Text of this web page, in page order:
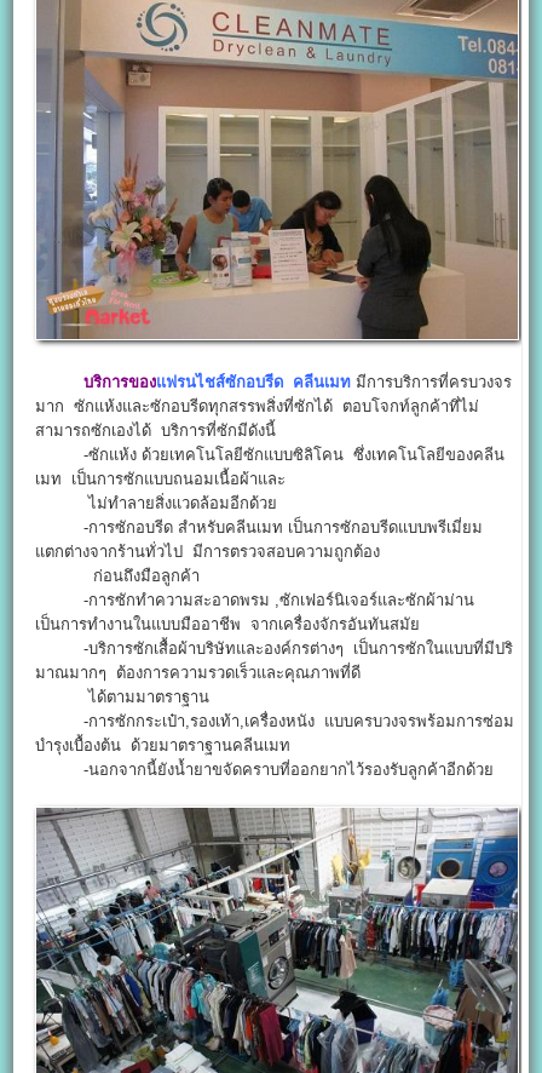
บริการของแฟรนไชส์ซักอบรีด คลีนเมท มีการบริการที่ครบวงจร
มาก ซักแห้งและซักอบรีดทุกสรรพสิ่งที่ซักได้ ตอบโจกท์ลูกค้าทึ่ไม่
สามารถซักเองได้ บริการที่ซักมีดังนี้
-ซักแห้ง ด้วยเทคโนโลยีซักแบบซิลิโคน ซึ่งเทคโนโลยีของคลีน
เมท เป็นการซักแบบถนอมเนื้อผ้าและ
ไม่ทำลายสิ่งแวดล้อมอีกด้วย
-การซักอบรีด สำหรับคลีนเมท เป็นการซักอบรีดแบบพรีเมี่ยม
แตกต่างจากร้านทั่วไป มีการตรวจสอบความถูกต้อง
ก่อนถึงมือลูกค้า
-การซักทำความสะอาดพรม ,ซักเฟอร์นิเจอร์และซักผ้าม่าน
เป็นการทำงานในแบบมืออาชีพ จากเครื่องจักรอันทันสมัย
-บริการซักเสื้อผ้าบริษัทและองค์กรต่างๆ เป็นการซักในแบบที่มีปริ
มาณมากๆ ต้องการความรวดเร็วและคุณภาพที่ดี
ได้ตามมาตราฐาน
-การซักกระเป๋า,รองเท้า,เครื่องหนัง แบบครบวงจรพร้อมการซ่อม
บำรุงเบื้องต้น ด้วยมาตราฐานคลีนเมท
-นอกจากนี้ยังน้ำยาขจัดคราบที่ออกยากไว้รองรับลูกค้าอีกด้วย